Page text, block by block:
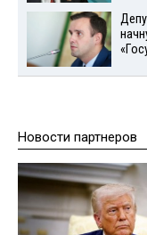
Новости партнеров